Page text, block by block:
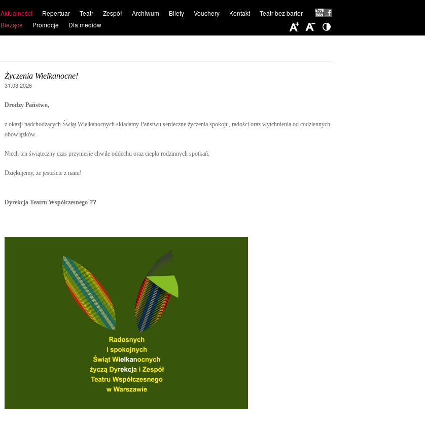
Aktualności
Bieżące
Promocje Dla mediów
Repertuar Teatr Zespół Archiwum Bilety Vouchery Kontakt Teatr bez barier
Życzenia Wielkanocne!
31.03.2026
Drodzy Państwo,
z okazji nadchodzących Świąt Wielkanocnych składamy Państwu serdeczne życzenia spokoju, radości oraz wytchnienia od codziennych
obowiązków.
Niech ten świąteczny czas przyniesie chwile oddechu oraz ciepło rodzinnych spotkań.
Dziękujemy, że jesteście z nami!
Dyrekcja Teatru Współczesnego ??